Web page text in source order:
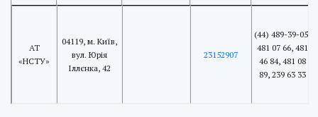
АТ
«НСТУ»
04119, м. Київ,
вул. Юрія
Іллєнка, 42
23152907
(44) 489-39-05,
481 07 66, 481
46 84, 481 08
89, 239 63 33